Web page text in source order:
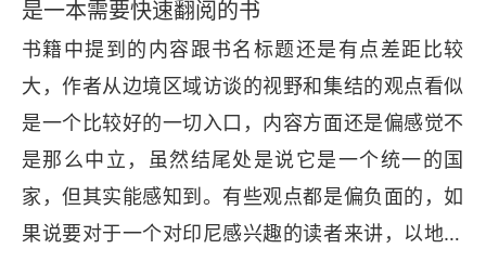
是一本需要快速翻阅的书
书籍中提到的内容跟书名标题还是有点差距比较
大，作者从边境区域访谈的视野和集结的观点看似
是一个比较好的一切入口，内容方面还是偏感觉不
是那么中立，虽然结尾处是说它是一个统一的国
家，但其实能感知到。有些观点都是偏负面的，如
果说要对于一个对印尼感兴趣的读者来讲，以地理